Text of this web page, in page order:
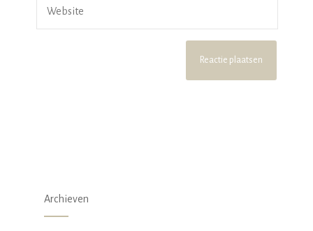
Archieven